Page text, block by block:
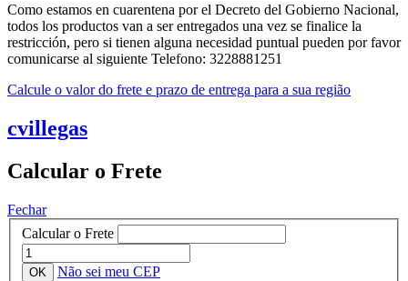
Como estamos en cuarentena por el Decreto del Gobierno Nacional,
todos los productos van a ser entregados una vez se finalice la
restricción, pero si tienen alguna necesidad puntual pueden por favor
comunicarse al siguiente Telefono: 3228881251
Calcule o valor do frete e prazo de entrega para a sua região
cvillegas
Calcular o Frete
Fechar
Calcular o Frete
Não sei meu CEP